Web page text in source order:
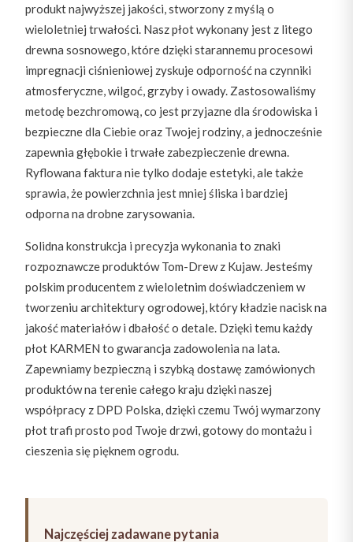
produkt najwyższej jakości, stworzony z myślą o
wieloletniej trwałości. Nasz płot wykonany jest z litego
drewna sosnowego, które dzięki starannemu procesowi
impregnacji ciśnieniowej zyskuje odporność na czynniki
atmosferyczne, wilgoć, grzyby i owady. Zastosowaliśmy
metodę bezchromową, co jest przyjazne dla środowiska i
bezpieczne dla Ciebie oraz Twojej rodziny, a jednocześnie
zapewnia głębokie i trwałe zabezpieczenie drewna.
Ryflowana faktura nie tylko dodaje estetyki, ale także
sprawia, że powierzchnia jest mniej śliska i bardziej
odporna na drobne zarysowania.
Solidna konstrukcja i precyzja wykonania to znaki
rozpoznawcze produktów Tom-Drew z Kujaw. Jesteśmy
polskim producentem z wieloletnim doświadczeniem w
tworzeniu architektury ogrodowej, który kładzie nacisk na
jakość materiałów i dbałość o detale. Dzięki temu każdy
płot KARMEN to gwarancja zadowolenia na lata.
Zapewniamy bezpieczną i szybką dostawę zamówionych
produktów na terenie całego kraju dzięki naszej
współpracy z DPD Polska, dzięki czemu Twój wymarzony
płot trafi prosto pod Twoje drzwi, gotowy do montażu i
cieszenia się pięknem ogrodu.
Najczęściej zadawane pytania